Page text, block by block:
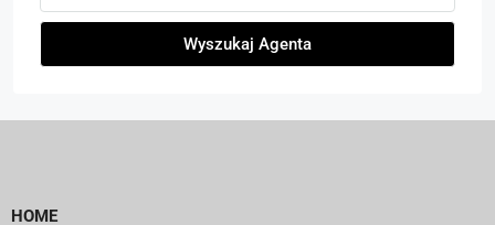
Wyszukaj Agenta
HOME